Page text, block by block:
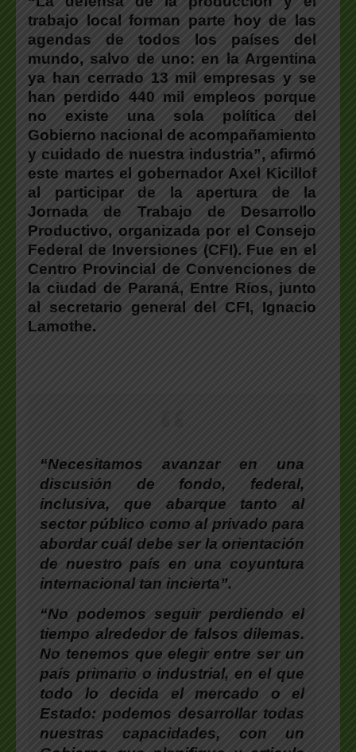
trabajo local forman parte hoy de las
agendas de todos los países del
mundo, salvo de uno: en la Argentina
ya han cerrado 13 mil empresas y se
han perdido 440 mil empleos porque
no existe una sola política del
Gobierno nacional de acompañamiento
y cuidado de nuestra industria”, afirmó
este martes el gobernador Axel Kicillof
al participar de la apertura de la
Jornada de Trabajo de Desarrollo
Productivo, organizada por el Consejo
Federal de Inversiones (CFI). Fue en el
Centro Provincial de Convenciones de
la ciudad de Paraná, Entre Ríos, junto
al secretario general del CFI, Ignacio
Lamothe.
“Necesitamos avanzar en una
discusión de fondo, federal,
inclusiva, que abarque tanto al
sector público como al privado para
abordar cuál debe ser la orientación
de nuestro país en una coyuntura
internacional tan incierta”.
“No podemos seguir perdiendo el
tiempo alrededor de falsos dilemas.
No tenemos que elegir entre ser un
país primario o industrial, en el que
todo lo decida el mercado o el
Estado: podemos desarrollar todas
nuestras capacidades, con un